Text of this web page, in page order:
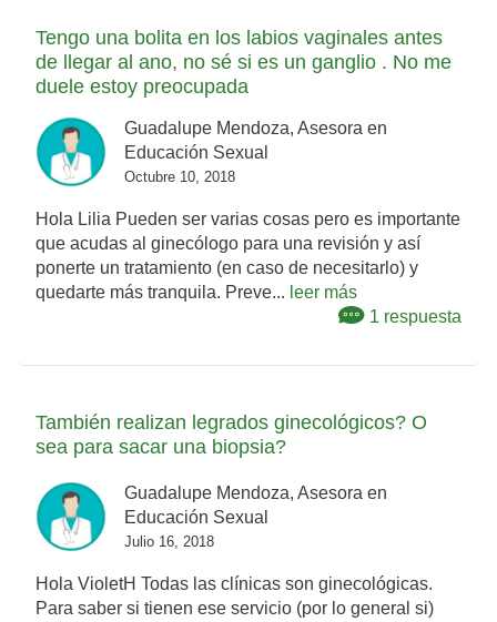
Tengo una bolita en los labios vaginales antes
de llegar al ano, no sé si es un ganglio . No me
duele estoy preocupada
Guadalupe Mendoza, Asesora en
Educación Sexual
Octubre 10, 2018
Hola Lilia Pueden ser varias cosas pero es importante
que acudas al ginecólogo para una revisión y así
ponerte un tratamiento (en caso de necesitarlo) y
quedarte más tranquila. Preve... leer más
1 respuesta
También realizan legrados ginecológicos? O
sea para sacar una biopsia?
Guadalupe Mendoza, Asesora en
Educación Sexual
Julio 16, 2018
Hola VioletH Todas las clínicas son ginecológicas.
Para saber si tienen ese servicio (por lo general si)